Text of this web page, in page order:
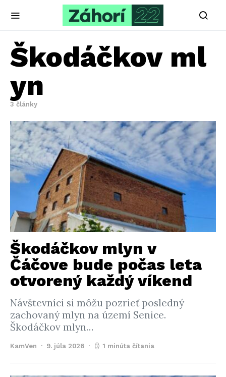
Škodáčkov ml
yn
3 články
Škodáčkov mlyn v
Čáčove bude počas leta
otvorený každý víkend
Návštevníci si môžu pozrieť posledný
zachovaný mlyn na území Senice.
Škodáčkov mlyn…
KamVen 9. júla 2026 1 minúta čítania